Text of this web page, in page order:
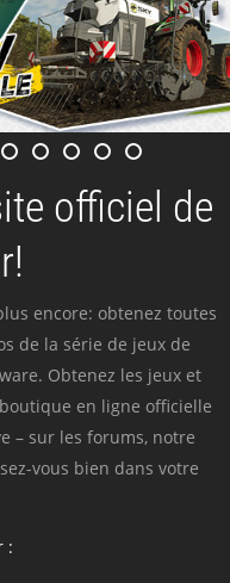
officiel de
encore: obtenez toutes
de la série de jeux de
Obtenez les jeux et
en ligne officielle
– sur les forums, notre
vous bien dans votre
: